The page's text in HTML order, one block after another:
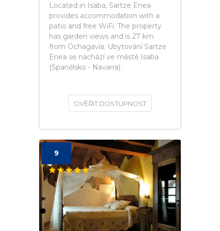
Located in Isaba, Sartze Enea
provides accommodation with a
patio and free WiFi. The property
has garden views and is 27 km
from Ochagavía. Ubytování Sartze
Enea se nachází ve městě Isaba
(Španělsko - Navarra).
OVĚŘIT DOSTUPNOST
9